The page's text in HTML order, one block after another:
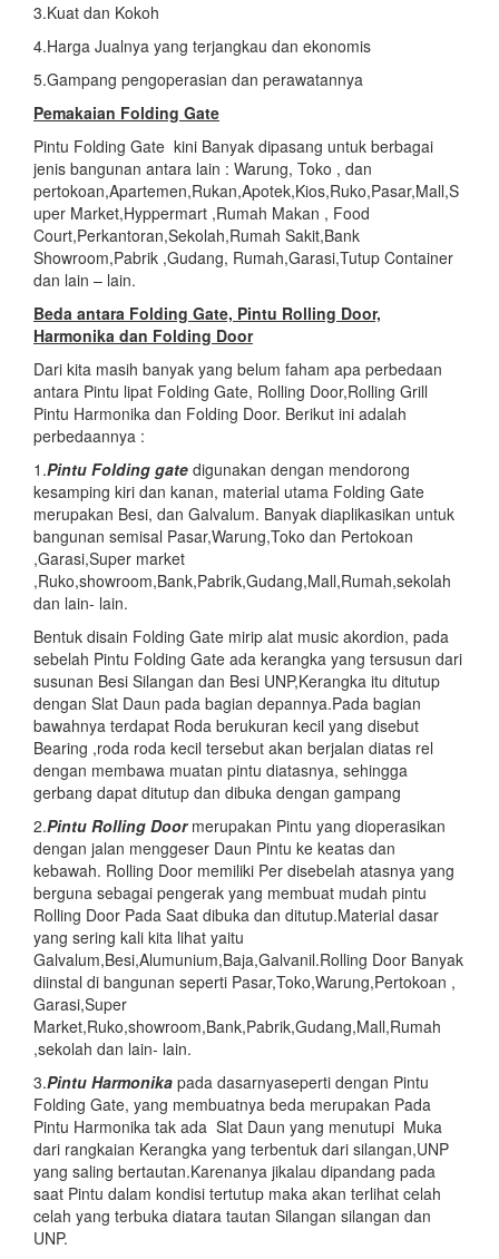
3.Kuat dan Kokoh
4.Harga Jualnya yang terjangkau dan ekonomis
5.Gampang pengoperasian dan perawatannya
Pemakaian Folding Gate
Pintu Folding Gate kini Banyak dipasang untuk berbagai
jenis bangunan antara lain : Warung, Toko , dan
pertokoan,Apartemen,Rukan,Apotek,Kios,Ruko,Pasar,Mall,S
uper Market,Hyppermart ,Rumah Makan , Food
Court,Perkantoran,Sekolah,Rumah Sakit,Bank
Showroom,Pabrik ,Gudang, Rumah,Garasi,Tutup Container
dan lain – lain.
Beda antara Folding Gate, Pintu Rolling Door,
Harmonika dan Folding Door
Dari kita masih banyak yang belum faham apa perbedaan
antara Pintu lipat Folding Gate, Rolling Door,Rolling Grill
Pintu Harmonika dan Folding Door. Berikut ini adalah
perbedaannya :
1.Pintu Folding gate digunakan dengan mendorong
kesamping kiri dan kanan, material utama Folding Gate
merupakan Besi, dan Galvalum. Banyak diaplikasikan untuk
bangunan semisal Pasar,Warung,Toko dan Pertokoan
,Garasi,Super market
,Ruko,showroom,Bank,Pabrik,Gudang,Mall,Rumah,sekolah
dan lain- lain.
Bentuk disain Folding Gate mirip alat music akordion, pada
sebelah Pintu Folding Gate ada kerangka yang tersusun dari
susunan Besi Silangan dan Besi UNP,Kerangka itu ditutup
dengan Slat Daun pada bagian depannya.Pada bagian
bawahnya terdapat Roda berukuran kecil yang disebut
Bearing ,roda roda kecil tersebut akan berjalan diatas rel
dengan membawa muatan pintu diatasnya, sehingga
gerbang dapat ditutup dan dibuka dengan gampang
2.Pintu Rolling Doormerupakan Pintu yang dioperasikan
dengan jalan menggeser Daun Pintu ke keatas dan
kebawah. Rolling Door memiliki Per disebelah atasnya yang
berguna sebagai pengerak yang membuat mudah pintu
Rolling Door Pada Saat dibuka dan ditutup.Material dasar
yang sering kali kita lihat yaitu
Galvalum,Besi,Alumunium,Baja,Galvanil.Rolling Door Banyak
diinstal di bangunan seperti Pasar,Toko,Warung,Pertokoan ,
Garasi,Super
Market,Ruko,showroom,Bank,Pabrik,Gudang,Mall,Rumah
,sekolah dan lain- lain.
3.Pintu Harmonika pada dasarnyaseperti dengan Pintu
Folding Gate, yang membuatnya beda merupakan Pada
Pintu Harmonika tak ada Slat Daun yang menutupi Muka
dari rangkaian Kerangka yang terbentuk dari silangan,UNP
yang saling bertautan.Karenanya jikalau dipandang pada
saat Pintu dalam kondisi tertutup maka akan terlihat celah
celah yang terbuka diatara tautan Silangan silangan dan
UNP.